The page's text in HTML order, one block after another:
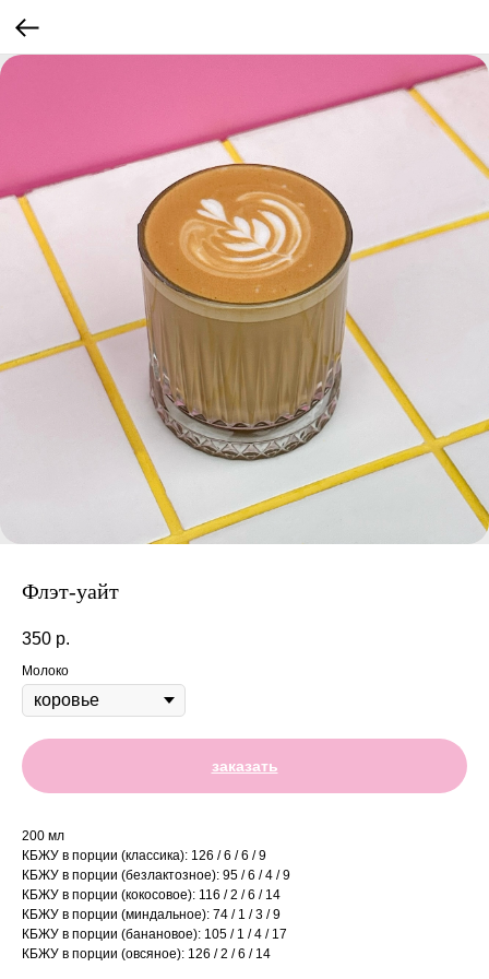
Флэт-уайт
350 р.
Молоко
заказать
200 мл
КБЖУ в порции (классика): 126 / 6 / 6 / 9
КБЖУ в порции (безлактозное): 95 / 6 / 4 / 9
КБЖУ в порции (кокосовое): 116 / 2 / 6 / 14
КБЖУ в порции (миндальное): 74 / 1 / 3 / 9
КБЖУ в порции (банановое): 105 / 1 / 4 / 17
КБЖУ в порции (овсяное): 126 / 2 / 6 / 14